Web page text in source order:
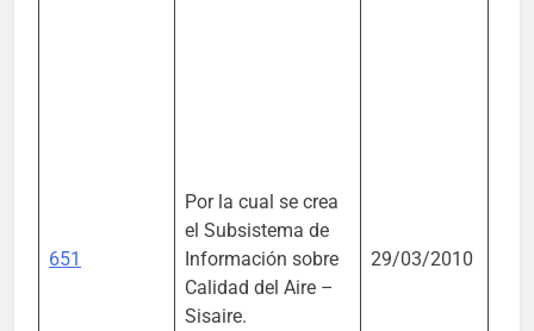
651
Por la cual se crea
el Subsistema de
Información sobre
Calidad del Aire –
Sisaire.
29/03/2010